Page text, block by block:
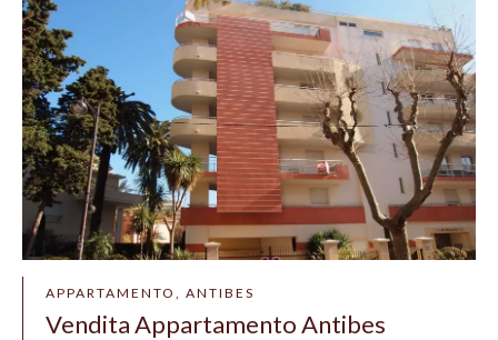
APPARTAMENTO, ANTIBES
Vendita Appartamento Antibes